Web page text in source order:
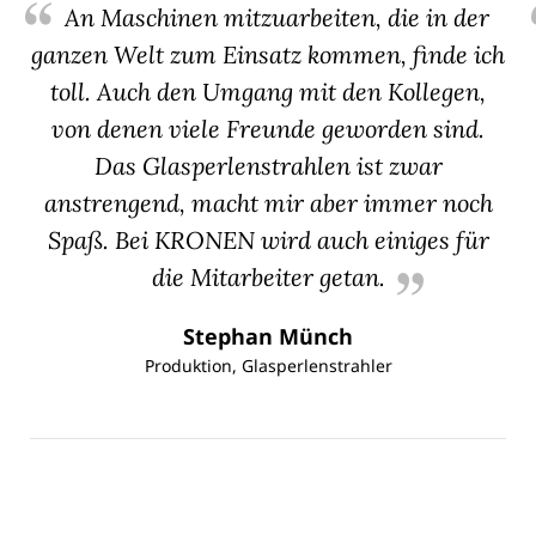
An Maschinen mitzuarbeiten, die in der
ganzen Welt zum Einsatz kommen, finde ich
toll. Auch den Umgang mit den Kollegen,
von denen viele Freunde geworden sind.
Das Glasperlenstrahlen ist zwar
anstrengend, macht mir aber immer noch
Spaß. Bei KRONEN wird auch einiges für
die Mitarbeiter getan.
Stephan Münch
Produktion, Glasperlenstrahler